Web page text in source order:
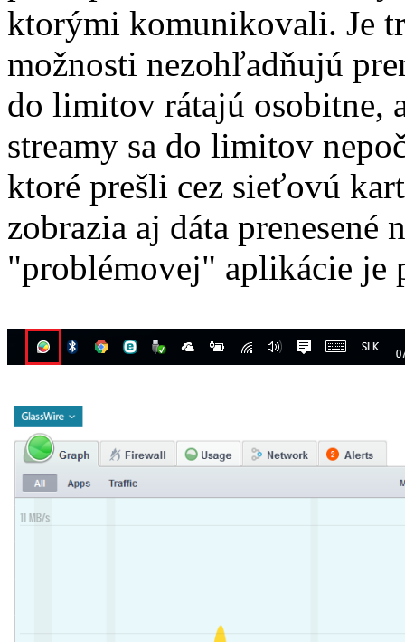
ktorými komunikovali. Je
možnosti nezohľadňujú
do limitov rátajú osobitne,
streamy sa do limitov
ktoré prešli cez sieťovú
zobrazia aj dáta
"problémovej" aplikácie je